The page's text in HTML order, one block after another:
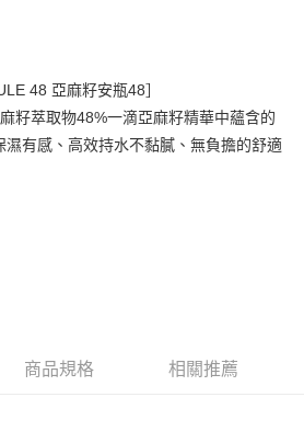
工作天不含預購商品］
48 亞麻籽安瓶48］
籽萃取物48%一滴亞麻籽精華中蘊含的
濕有感、高效持水不黏膩、無負擔的舒適
商品規格 相關推薦